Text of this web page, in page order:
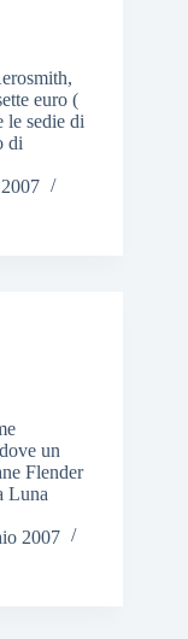
euro (
le sedie di
di
un
Flender
Luna
2007